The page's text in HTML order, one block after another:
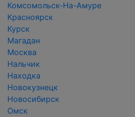
Комсомольск-На-Амуре
Красноярск
Курск
Магадан
Москва
Нальчик
Находка
Новокузнецк
Новосибирск
Омск